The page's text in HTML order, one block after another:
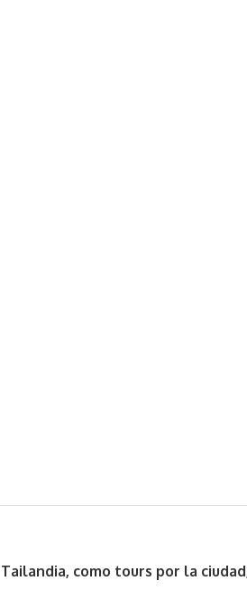
como tours por la